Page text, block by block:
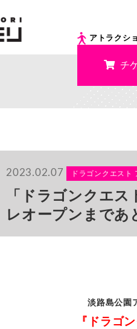
アトラクシ
チ
2023.02.07 ドラゴンクエスト
「ドラゴンクエ
レオープンまであ
淡路島公園
『ドラゴ